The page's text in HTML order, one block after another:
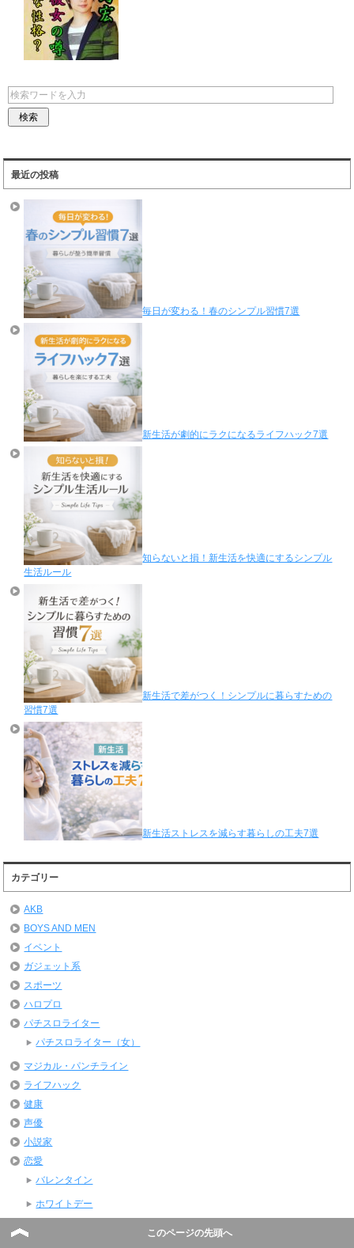
最近の投稿
毎日が変わる！春のシンプル習慣7選
新生活が劇的にラクになるライフハック7選
知らないと損！新生活を快適にするシンプル
生活ルール
新生活で差がつく！シンプルに暮らすための
習慣7選
新生活ストレスを減らす暮らしの工夫7選
カテゴリー
AKB
BOYS AND MEN
イベント
ガジェット系
スポーツ
ハロプロ
パチスロライター
パチスロライター（女）
マジカル・パンチライン
ライフハック
健康
声優
小説家
恋愛
バレンタイン
ホワイトデー
このページの先頭へ